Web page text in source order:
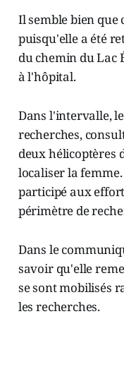
Il semble bien que
puisqu'elle a été
du chemin du Lac
à l'hôpital.
Dans l'intervalle,
recherches,
deux hélicoptères
localiser la
participé aux
périmètre de
Dans le
savoir qu'elle
se sont mobilisés
les recherches.